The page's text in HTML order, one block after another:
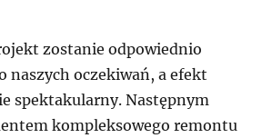
zostanie odpowiednio
naszych oczekiwań, a efekt
spektakularny. Następnym
kompleksowego remontu